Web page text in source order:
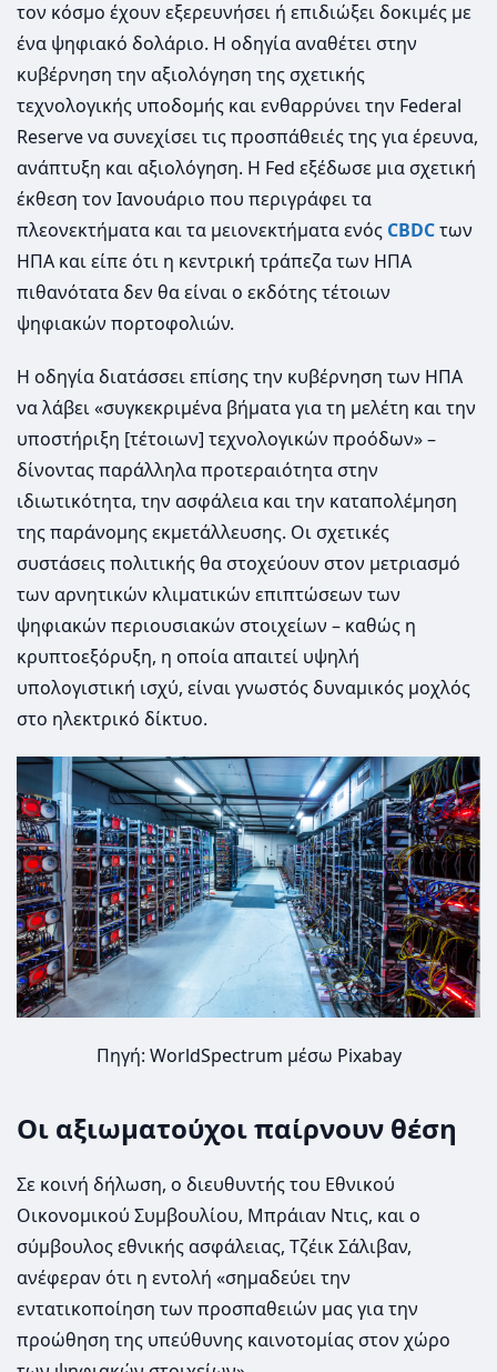
τον κόσμο έχουν εξερευνήσει ή επιδιώξει δοκιμές με
ένα ψηφιακό δολάριο. Η οδηγία αναθέτει στην
κυβέρνηση την αξιολόγηση της σχετικής
τεχνολογικής υποδομής και ενθαρρύνει την Federal
Reserve να συνεχίσει τις προσπάθειές της για έρευνα,
ανάπτυξη και αξιολόγηση. Η Fed εξέδωσε μια σχετική
έκθεση τον Ιανουάριο που περιγράφει τα
πλεονεκτήματα και τα μειονεκτήματα ενός CBDCτων
ΗΠΑ και είπε ότι η κεντρική τράπεζα των ΗΠΑ
πιθανότατα δεν θα είναι ο εκδότης τέτοιων
ψηφιακών πορτοφολιών.
Η οδηγία διατάσσει επίσης την κυβέρνηση των ΗΠΑ
να λάβει «συγκεκριμένα βήματα για τη μελέτη και την
υποστήριξη [τέτοιων] τεχνολογικών προόδων» –
δίνοντας παράλληλα προτεραιότητα στην
ιδιωτικότητα, την ασφάλεια και την καταπολέμηση
της παράνομης εκμετάλλευσης. Οι σχετικές
συστάσεις πολιτικής θα στοχεύουν στον μετριασμό
των αρνητικών κλιματικών επιπτώσεων των
ψηφιακών περιουσιακών στοιχείων – καθώς η
κρυπτοεξόρυξη, η οποία απαιτεί υψηλή
υπολογιστική ισχύ, είναι γνωστός δυναμικός μοχλός
στο ηλεκτρικό δίκτυο.
Πηγή: WorldSpectrum μέσω Pixabay
Οι αξιωματούχοι παίρνουν θέση
Σε κοινή δήλωση, ο διευθυντής του Εθνικού
Οικονομικού Συμβουλίου, Μπράιαν Ντις, και ο
σύμβουλος εθνικής ασφάλειας, Τζέικ Σάλιβαν,
ανέφεραν ότι η εντολή «σημαδεύει την
εντατικοποίηση των προσπαθειών μας για την
προώθηση της υπεύθυνης καινοτομίας στον χώρο